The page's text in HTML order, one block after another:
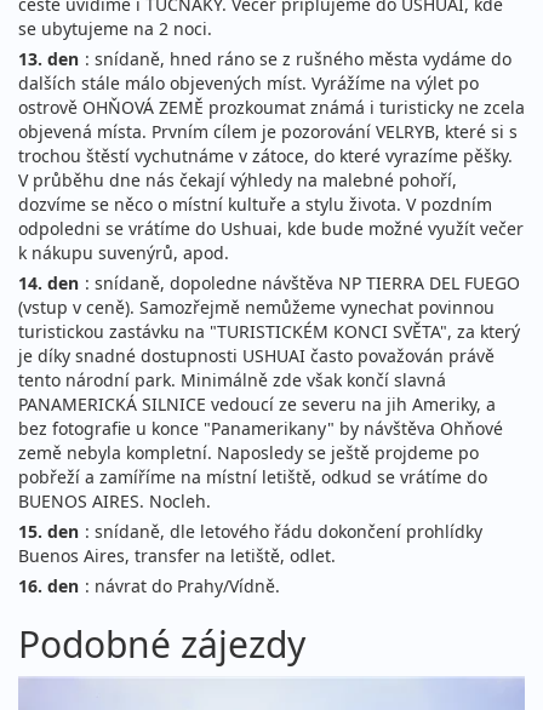
cestě uvidíme i TUČŃÁKY. Večer připlujeme do USHUAI, kde
se ubytujeme na 2 noci.
13. den : snídaně, hned ráno se z rušného města vydáme do
dalších stále málo objevených míst. Vyrážíme na výlet po
ostrově OHŇOVÁ ZEMĚ prozkoumat známá i turisticky ne zcela
objevená místa. Prvním cílem je pozorování VELRYB, které si s
trochou štěstí vychutnáme v zátoce, do které vyrazíme pěšky.
V průběhu dne nás čekají výhledy na malebné pohoří,
dozvíme se něco o místní kultuře a stylu života. V pozdním
odpoledni se vrátíme do Ushuai, kde bude možné využít večer
k nákupu suvenýrů, apod.
14. den : snídaně, dopoledne návštěva NP TIERRA DEL FUEGO
(vstup v ceně). Samozřejmě nemůžeme vynechat povinnou
turistickou zastávku na "TURISTICKÉM KONCI SVĚTA", za který
je díky snadné dostupnosti USHUAI často považován právě
tento národní park. Minimálně zde však končí slavná
PANAMERICKÁ SILNICE vedoucí ze severu na jih Ameriky, a
bez fotografie u konce "Panamerikany" by návštěva Ohňové
země nebyla kompletní. Naposledy se ještě projdeme po
pobřeží a zamíříme na místní letiště, odkud se vrátíme do
BUENOS AIRES. Nocleh.
15. den : snídaně, dle letového řádu dokončení prohlídky
Buenos Aires, transfer na letiště, odlet.
16. den : návrat do Prahy/Vídně.
Podobné zájezdy